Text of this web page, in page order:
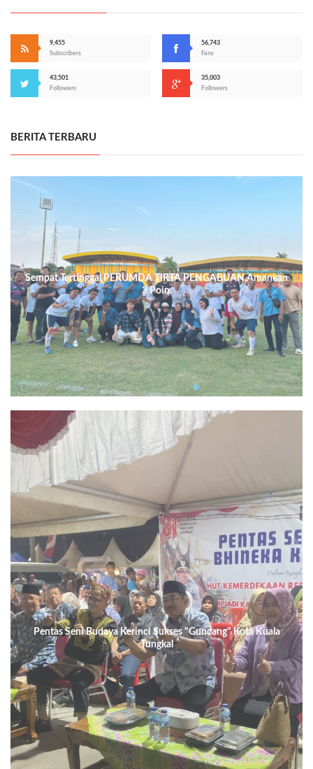
9,455
Subscribers
56,743
Fans
43,501
Followers
35,003
Followers
BERITA TERBARU
Sempat Tertinggal,PERUMDA TIRTA PENGABUAN,Amankan
3 Poin.
Pentas Seni Budaya Kerinci Sukses "Guncang" Kota Kuala
Tungkal